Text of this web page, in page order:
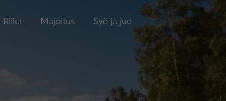
Riika Majoitus Syö ja juo